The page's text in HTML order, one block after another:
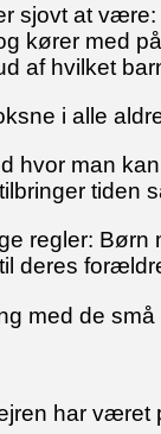
sjovt at
kører med
af hvilket
i alle
hvor man
tiden
regler:
deres
med de
har været